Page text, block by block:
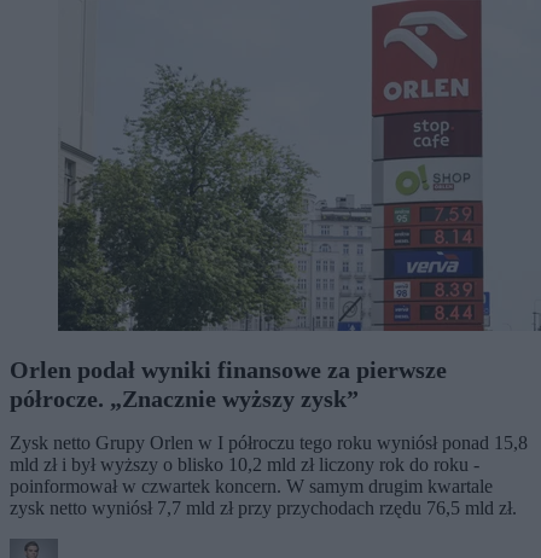
Orlen podał wyniki finansowe za pierwsze
półrocze. „Znacznie wyższy zysk”
Zysk netto Grupy Orlen w I półroczu tego roku wyniósł ponad 15,8
mld zł i był wyższy o blisko 10,2 mld zł liczony rok do roku -
poinformował w czwartek koncern. W samym drugim kwartale
zysk netto wyniósł 7,7 mld zł przy przychodach rzędu 76,5 mld zł.